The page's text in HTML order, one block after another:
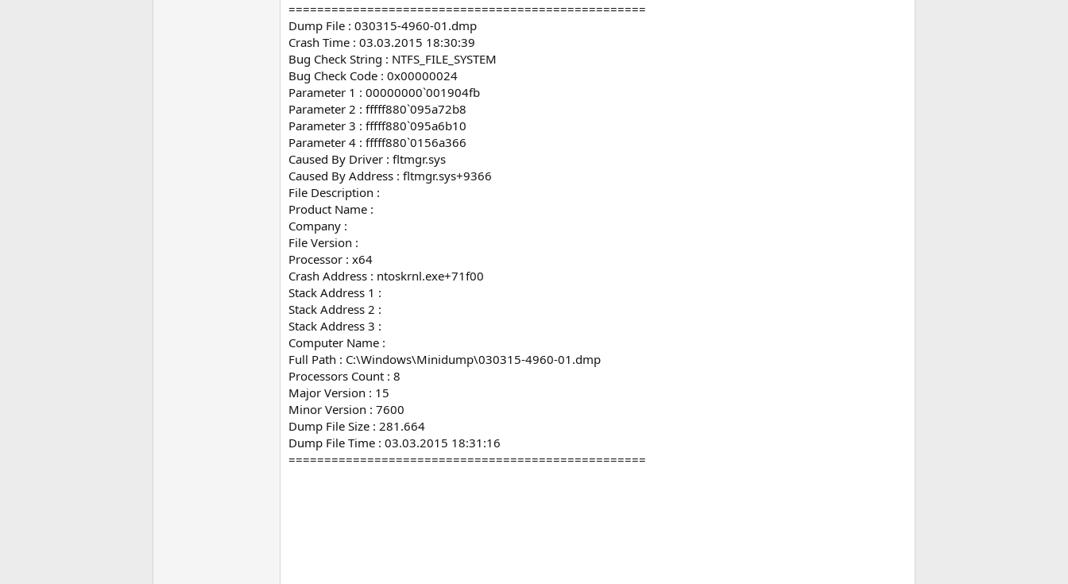
==================================================
Dump File : 030315-4960-01.dmp
Crash Time : 03.03.2015 18:30:39
Bug Check String : NTFS_FILE_SYSTEM
Bug Check Code : 0x00000024
Parameter 1 : 00000000`001904fb
Parameter 2 : fffff880`095a72b8
Parameter 3 : fffff880`095a6b10
Parameter 4 : fffff880`0156a366
Caused By Driver : fltmgr.sys
Caused By Address : fltmgr.sys+9366
File Description :
Product Name :
Company :
File Version :
Processor : x64
Crash Address : ntoskrnl.exe+71f00
Stack Address 1 :
Stack Address 2 :
Stack Address 3 :
Computer Name :
Full Path : C:\Windows\Minidump\030315-4960-01.dmp
Processors Count : 8
Major Version : 15
Minor Version : 7600
Dump File Size : 281.664
Dump File Time : 03.03.2015 18:31:16
==================================================